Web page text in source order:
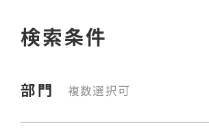
検索条件
部門 複数選択可